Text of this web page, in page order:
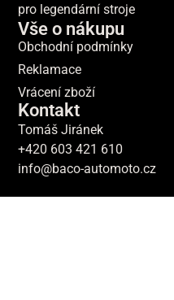
pro legendární stroje
Vše o nákupu
Obchodní podmínky
Reklamace
Vrácení zboží
Kontakt
Tomáš Jiránek
+420 603 421 610
info@baco-automoto.cz